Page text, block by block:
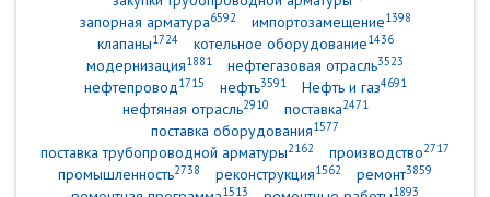
запорная арматура6592 импортозамещение1398
клапаны1724 котельное оборудование1436
модернизация1881 нефтегазовая отрасль3523
нефтепровод1715 нефть3591 Нефть и газ4691
нефтяная отрасль2910 поставка2471
поставка оборудования1577
поставка трубопроводной арматуры2162 производство2717
промышленность2738 реконструкция1562 ремонт3859
1513 1893